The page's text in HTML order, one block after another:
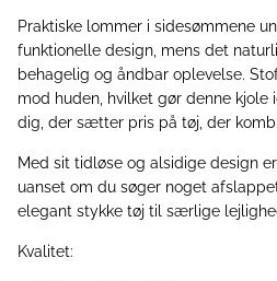
Praktiske lommer i sidesømmene
funktionelle design, mens det
behagelig og åndbar oplevelse.
mod huden, hvilket gør denne kjole
dig, der sætter pris på tøj, der
Med sit tidløse og alsidige design
uanset om du søger noget
elegant stykke tøj til særlige
Kvalitet: